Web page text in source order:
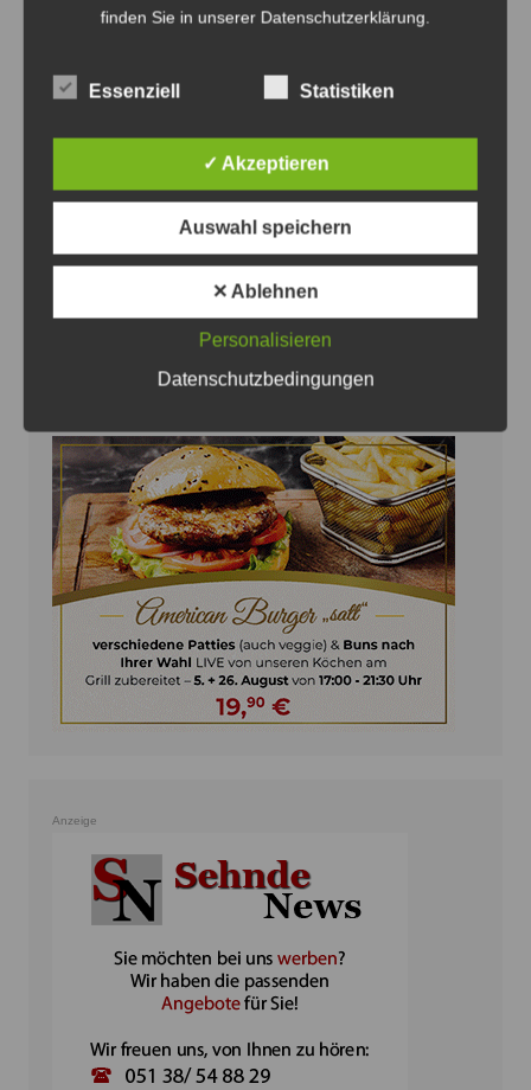
Die Täter machten offensichtlich keine Beute - Foto:
Versuchter Wohnungseinbruch in Ilten
7. August 2026 0
Anzeige
finden Sie in unserer Datenschutzerklärung.
Essenziell Statistiken
✓ Akzeptieren
Auswahl speichern
✕ Ablehnen
Personalisieren
Datenschutzbedingungen